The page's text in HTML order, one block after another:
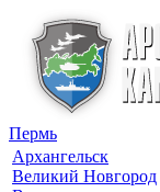
Пермь
Архангельск
Великий Новгород